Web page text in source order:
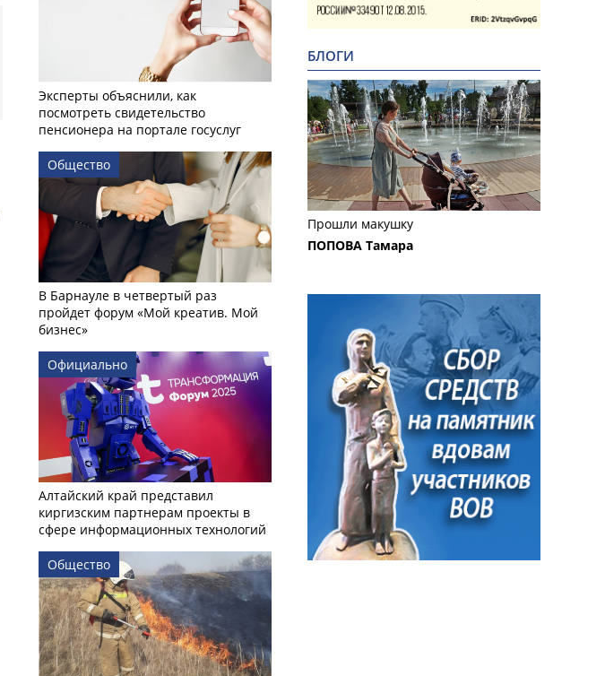
Эксперты объяснили, как
посмотреть свидетельство
пенсионера на портале госуслуг
Общество
В Барнауле в четвертый раз
пройдет форум «Мой креатив. Мой
бизнес»
Официально
Алтайский край представил
киргизским партнерам проекты в
сфере информационных технологий
Общество
БЛОГИ
Прошли макушку
ПОПОВА Тамара